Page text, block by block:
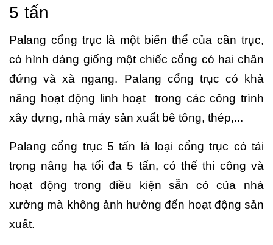
5 tấn
Palang cổng trục là một biến thể của cần trục,
có hình dáng giống một chiếc cổng có hai chân
đứng và xà ngang. Palang cổng trục có khả
năng hoạt động linh hoạt trong các công trình
xây dựng, nhà máy sản xuất bê tông, thép,...
Palang cổng trục 5 tấn là loại cổng trục có tải
trọng nâng hạ tối đa 5 tấn, có thể thi công và
hoạt động trong điều kiện sẵn có của nhà
xưởng mà không ảnh hưởng đến hoạt động sản
xuất.